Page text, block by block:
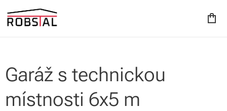
Garáž s technickou
místnosti 6x5 m